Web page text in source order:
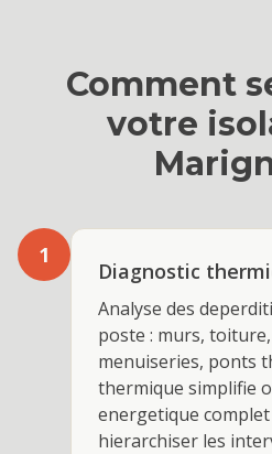
Comment
votre
1
Diagnostic
Analyse des
poste : murs,
menuiseries, ponts
thermique simplifie
energetique
hierarchiser les